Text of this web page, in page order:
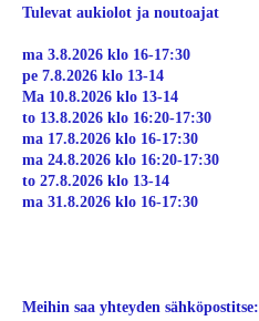
Tulevat aukiolot ja noutoajat
ma 3.8.2026 klo 16-17:30
pe 7.8.2026 klo 13-14
Ma 10.8.2026 klo 13-14
to 13.8.2026 klo 16:20-17:30
ma 17.8.2026 klo 16-17:30
ma 24.8.2026 klo 16:20-17:30
to 27.8.2026 klo 13-14
ma 31.8.2026 klo 16-17:30
Meihin saa yhteyden sähköpostitse: